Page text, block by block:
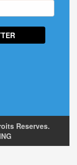
Reserves.